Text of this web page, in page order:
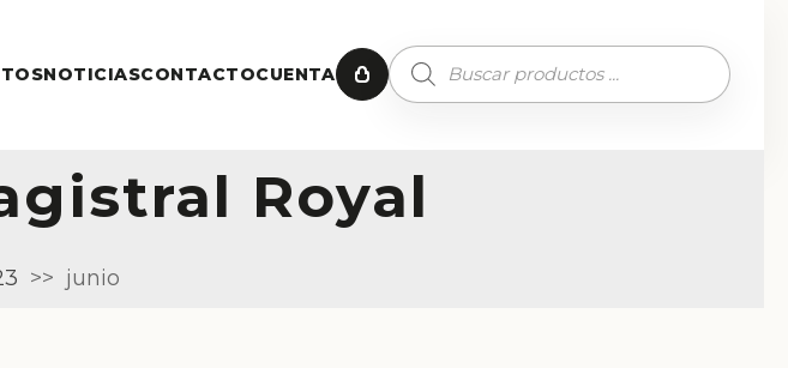
NOTICIASCONTACTOCUENTA
Royal
>> junio